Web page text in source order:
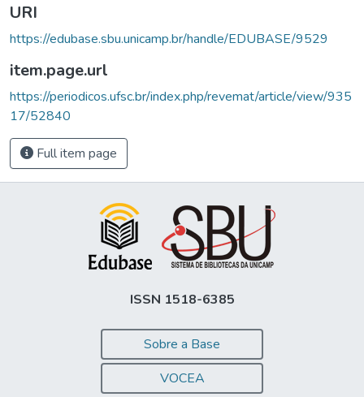
URI
https://edubase.sbu.unicamp.br/handle/EDUBASE/9529
item.page.url
https://periodicos.ufsc.br/index.php/revemat/article/view/935
17/52840
Full item page
ISSN 1518-6385
Sobre a Base
VOCEA